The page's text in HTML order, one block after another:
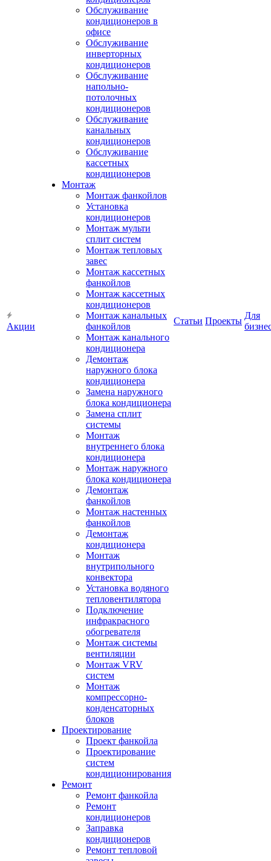
Акции
Обслуживание
кондиционеров в
офисе
Обслуживание
инверторных
кондиционеров
Обслуживание
напольно-
потолочных
кондиционеров
Обслуживание
канальных
кондиционеров
Обслуживание
кассетных
кондиционеров
Монтаж
Монтаж фанкойлов
Установка
кондиционеров
Монтаж мульти
сплит систем
Монтаж тепловых
завес
Монтаж кассетных
фанкойлов
Монтаж кассетных
кондиционеров
Монтаж канальных
фанкойлов
Монтаж канального
кондиционера
Демонтаж
наружного блока
кондиционера
Замена наружного
блока кондиционера
Замена сплит
системы
Монтаж
внутреннего блока
кондиционера
Монтаж наружного
блока кондиционера
Демонтаж
фанкойлов
Монтаж настенных
фанкойлов
Демонтаж
кондиционера
Монтаж
внутрипольного
конвектора
Установка водяного
тепловентилятора
Подключение
инфракрасного
обогревателя
Монтаж системы
вентиляции
Монтаж VRV
систем
Монтаж
компрессорно-
конденсаторных
блоков
Проектирование
Проект фанкойла
Проектирование
систем
кондиционирования
Ремонт
Ремонт фанкойла
Ремонт
кондиционеров
Заправка
кондиционеров
Ремонт тепловой
Статьи Проекты
Для